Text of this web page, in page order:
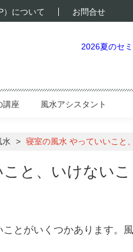
）について お問合せ
2026夏のセ
講座 風水アシスタント
水 > 寝室の風水 やっていいこと
と、いけないこ
とがいくつかあります。